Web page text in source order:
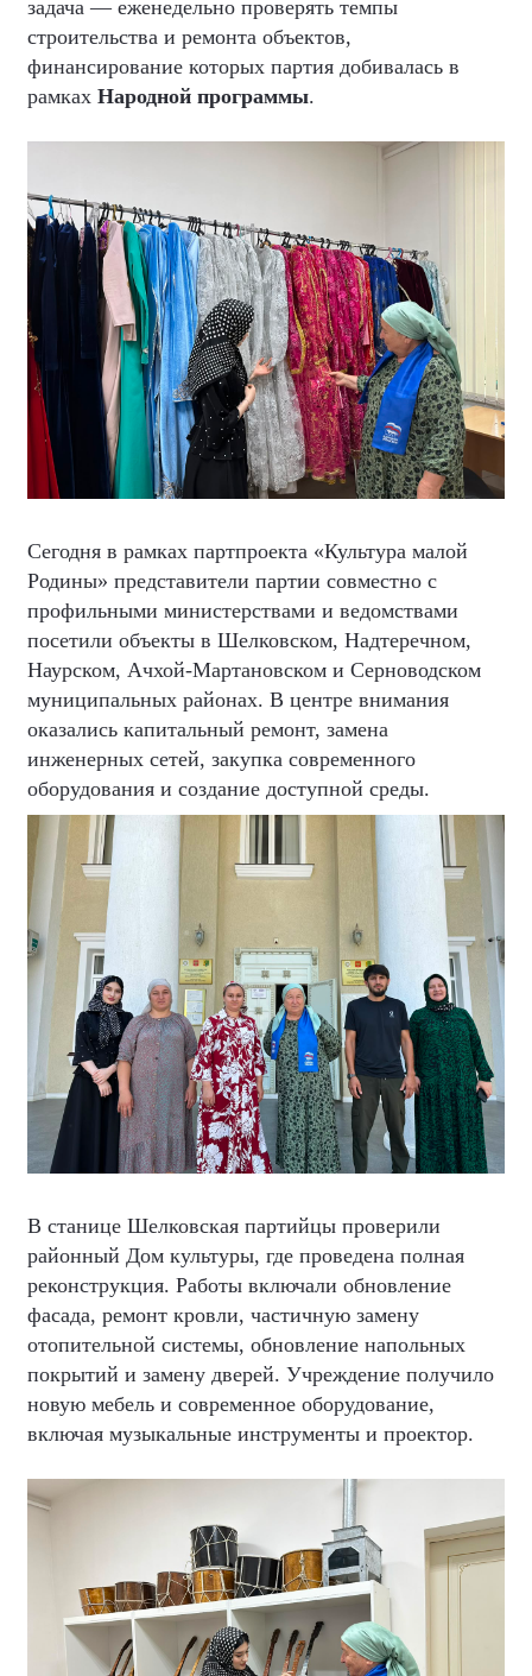
задача — еженедельно проверять темпы
строительства и ремонта объектов,
финансирование которых партия добивалась в
рамках Народной программы.
Сегодня в рамках партпроекта «Культура малой
Родины» представители партии совместно с
профильными министерствами и ведомствами
посетили объекты в Шелковском, Надтеречном,
Наурском, Ачхой-Мартановском и Серноводском
муниципальных районах. В центре внимания
оказались капитальный ремонт, замена
инженерных сетей, закупка современного
оборудования и создание доступной среды.
В станице Шелковская партийцы проверили
районный Дом культуры, где проведена полная
реконструкция. Работы включали обновление
фасада, ремонт кровли, частичную замену
отопительной системы, обновление напольных
покрытий и замену дверей. Учреждение получило
новую мебель и современное оборудование,
включая музыкальные инструменты и проектор.